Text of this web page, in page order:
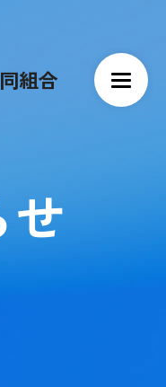
組合
せ